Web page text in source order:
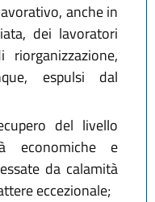
anche in
dei lavoratori
espulsi dal
del livello
economiche e
da calamità
eccezionale;